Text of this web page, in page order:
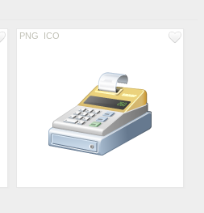
PNG ICO